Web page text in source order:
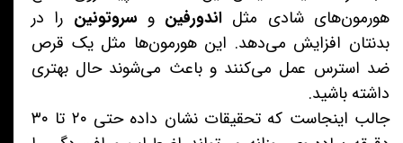
هورمون‌های شادی مثل اندورفین و سروتونین را در
بدنتان افزایش می‌دهد. این هورمون‌ها مثل یک قرص
ضد استرس عمل می‌کنند و باعث می‌شوند حال بهتری
داشته باشید.
جالب اینجاست که تحقیقات نشان داده حتی ۲۰ تا ۳۰